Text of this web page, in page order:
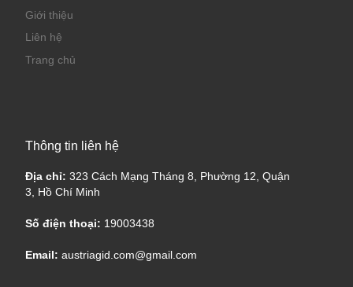
Giới thiệu
Liên hệ
Trang chủ
Thông tin liên hệ
Địa chỉ: 323 Cách Mạng Tháng 8, Phường 12, Quận
3, Hồ Chí Minh
Số điện thoại: 19003438
Email: austriagid.com@gmail.com